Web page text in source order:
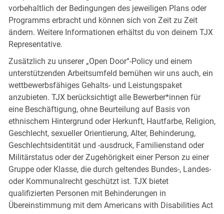
vorbehaltlich der Bedingungen des jeweiligen Plans oder
Programms erbracht und können sich von Zeit zu Zeit
ändern. Weitere Informationen erhältst du von deinem TJX
Representative.
Zusätzlich zu unserer „Open Door“-Policy und einem
unterstützenden Arbeitsumfeld bemühen wir uns auch, ein
wettbewerbsfähiges Gehalts- und Leistungspaket
anzubieten. TJX berücksichtigt alle Bewerber*innen für
eine Beschäftigung, ohne Beurteilung auf Basis von
ethnischem Hintergrund oder Herkunft, Hautfarbe, Religion,
Geschlecht, sexueller Orientierung, Alter, Behinderung,
Geschlechtsidentität und -ausdruck, Familienstand oder
Militärstatus oder der Zugehörigkeit einer Person zu einer
Gruppe oder Klasse, die durch geltendes Bundes-, Landes-
oder Kommunalrecht geschützt ist. TJX bietet
qualifizierten Personen mit Behinderungen in
Übereinstimmung mit dem Americans with Disabilities Act